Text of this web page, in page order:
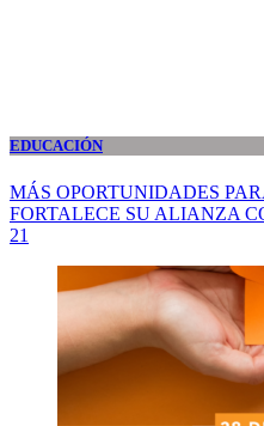
EDUCACIÓN
MÁS OPORTUNIDADES
FORTALECE SU ALIANZA
21